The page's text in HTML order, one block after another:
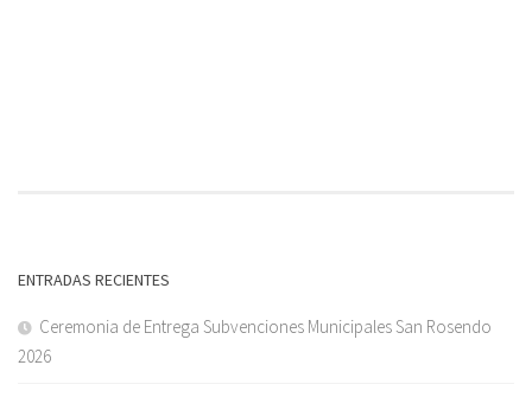
ENTRADAS RECIENTES
Ceremonia de Entrega Subvenciones Municipales San Rosendo
2026